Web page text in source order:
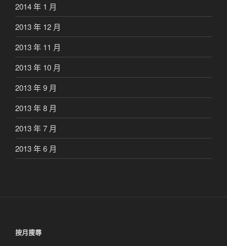
2014 年 1 月
2013 年 12 月
2013 年 11 月
2013 年 10 月
2013 年 9 月
2013 年 8 月
2013 年 7 月
2013 年 6 月
按月搜尋